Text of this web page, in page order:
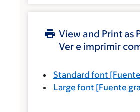
View and Print as
Ver e imprimir
Standard font
Large font [Fuente